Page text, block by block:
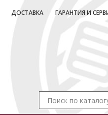
ДОСТАВКА ГАРАНТИЯ И